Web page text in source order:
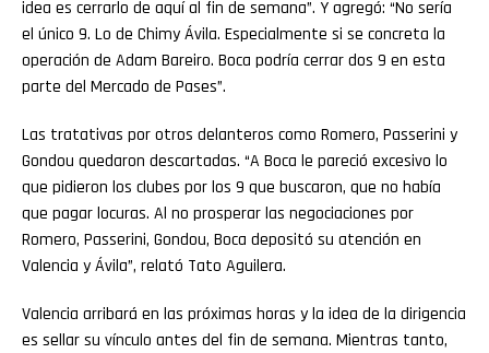
idea es cerrarlo de aquí al fin de semana”. Y agregó: “No sería
el único 9. Lo de Chimy Ávila. Especialmente si se concreta la
operación de Adam Bareiro. Boca podría cerrar dos 9 en esta
parte del Mercado de Pases”.
Las tratativas por otros delanteros como Romero, Passerini y
Gondou quedaron descartadas. “A Boca le pareció excesivo lo
que pidieron los clubes por los 9 que buscaron, que no había
que pagar locuras. Al no prosperar las negociaciones por
Romero, Passerini, Gondou, Boca depositó su atención en
Valencia y Ávila”, relató Tato Aguilera.
Valencia arribará en las próximas horas y la idea de la dirigencia
es sellar su vínculo antes del fin de semana. Mientras tanto,